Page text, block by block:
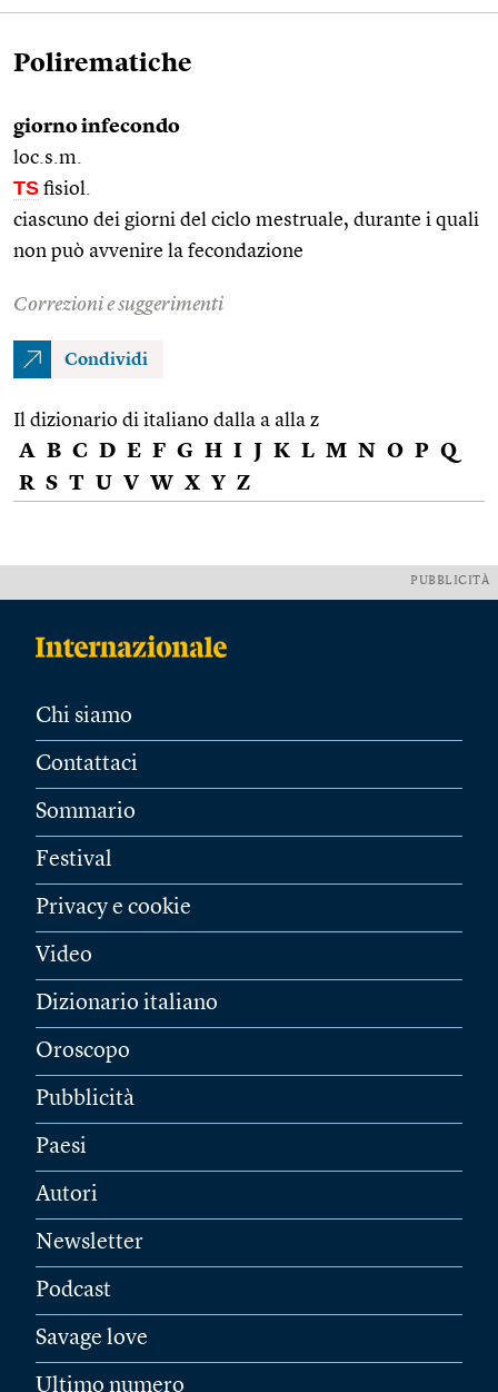
Polirematiche
giorno infecondo
loc.s.m.
TS fisiol.
ciascuno dei giorni del ciclo mestruale, durante i quali
non può avvenire la fecondazione
Correzioni e suggerimenti
Condividi
Il dizionario di italiano dalla a alla z
A B C D E F G H I J K L M N O P Q
R S T U V W X Y Z
PUBBLICITÀ
Chi siamo
Contattaci
Sommario
Festival
Privacy e cookie
Video
Dizionario italiano
Oroscopo
Pubblicità
Paesi
Autori
Newsletter
Podcast
Savage love
Ultimo numero